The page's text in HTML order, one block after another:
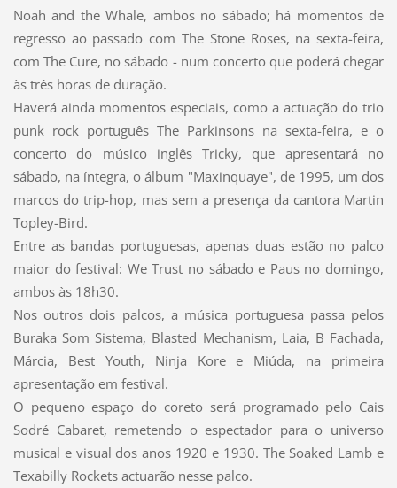
Noah and the Whale, ambos no sábado; há momentos de
regresso ao passado com The Stone Roses, na sexta-feira,
com The Cure, no sábado - num concerto que poderá chegar
às três horas de duração.
Haverá ainda momentos especiais, como a actuação do trio
punk rock português The Parkinsons na sexta-feira, e o
concerto do músico inglês Tricky, que apresentará no
sábado, na íntegra, o álbum "Maxinquaye", de 1995, um dos
marcos do trip-hop, mas sem a presença da cantora Martin
Topley-Bird.
Entre as bandas portuguesas, apenas duas estão no palco
maior do festival: We Trust no sábado e Paus no domingo,
ambos às 18h30.
Nos outros dois palcos, a música portuguesa passa pelos
Buraka Som Sistema, Blasted Mechanism, Laia, B Fachada,
Márcia, Best Youth, Ninja Kore e Miúda, na primeira
apresentação em festival.
O pequeno espaço do coreto será programado pelo Cais
Sodré Cabaret, remetendo o espectador para o universo
musical e visual dos anos 1920 e 1930. The Soaked Lamb e
Texabilly Rockets actuarão nesse palco.